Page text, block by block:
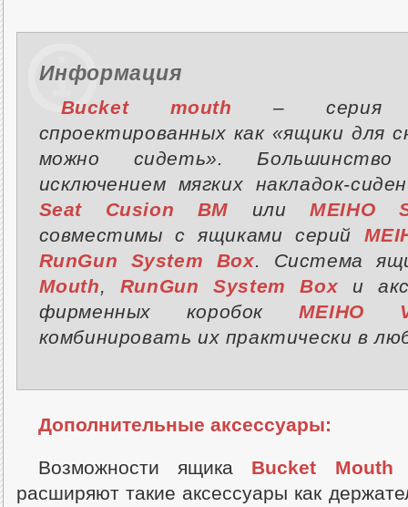
Информация
Bucket mouth – серия
спроектированных как «ящики для
можно сидеть». Большинство
исключением мягких накладок-
Seat Cusion BM илиMEIHO
совместимы с ящиками серий
RunGun System Box. Система
Mouth, RunGun System Box и
фирменных коробок MEIHO
комбинировать их практически в
Дополнительные аксессуары:
Возможности ящика Bucket Mouth
расширяют такие аксессуары как